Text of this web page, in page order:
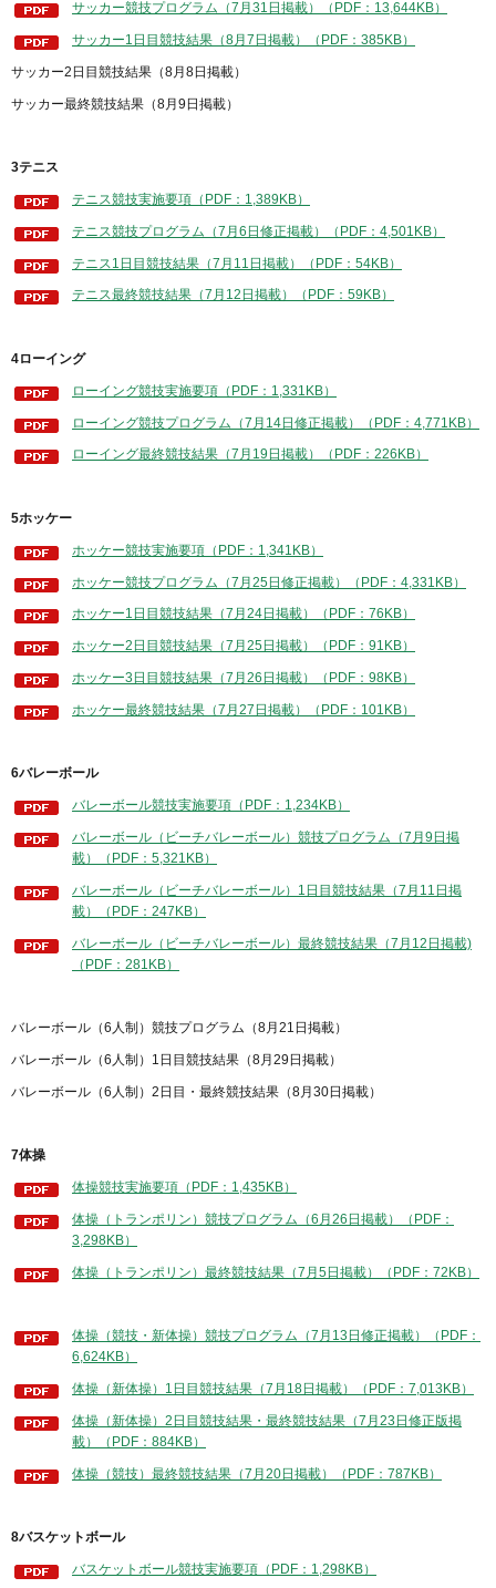
サッカー競技プログラム（7月31日掲載）（PDF：13,644KB）
サッカー1日目競技結果（8月7日掲載）（PDF：385KB）
サッカー2日目競技結果（8月8日掲載）
サッカー最終競技結果（8月9日掲載）
3テニス
テニス競技実施要項（PDF：1,389KB）
テニス競技プログラム（7月6日修正掲載）（PDF：4,501KB）
テニス1日目競技結果（7月11日掲載）（PDF：54KB）
テニス最終競技結果（7月12日掲載）（PDF：59KB）
4ローイング
ローイング競技実施要項（PDF：1,331KB）
ローイング競技プログラム（7月14日修正掲載）（PDF：4,771KB）
ローイング最終競技結果（7月19日掲載）（PDF：226KB）
5ホッケー
ホッケー競技実施要項（PDF：1,341KB）
ホッケー競技プログラム（7月25日修正掲載）（PDF：4,331KB）
ホッケー1日目競技結果（7月24日掲載）（PDF：76KB）
ホッケー2日目競技結果（7月25日掲載）（PDF：91KB）
ホッケー3日目競技結果（7月26日掲載）（PDF：98KB）
ホッケー最終競技結果（7月27日掲載）（PDF：101KB）
6バレーボール
バレーボール競技実施要項（PDF：1,234KB）
バレーボール（ビーチバレーボール）競技プログラム（7月9日掲
載）（PDF：5,321KB）
バレーボール（ビーチバレーボール）1日目競技結果（7月11日掲
載）（PDF：247KB）
バレーボール（ビーチバレーボール）最終競技結果（7月12日掲載)
（PDF：281KB）
バレーボール（6人制）競技プログラム（8月21日掲載）
バレーボール（6人制）1日目競技結果（8月29日掲載）
バレーボール（6人制）2日目・最終競技結果（8月30日掲載）
7体操
体操競技実施要項（PDF：1,435KB）
体操（トランポリン）競技プログラム（6月26日掲載）（PDF：
3,298KB）
体操（トランポリン）最終競技結果（7月5日掲載）（PDF：72KB）
体操（競技・新体操）競技プログラム（7月13日修正掲載）（PDF：
6,624KB）
体操（新体操）1日目競技結果（7月18日掲載）（PDF：7,013KB）
体操（新体操）2日目競技結果・最終競技結果（7月23日修正版掲
載）（PDF：884KB）
体操（競技）最終競技結果（7月20日掲載）（PDF：787KB）
8バスケットボール
バスケットボール競技実施要項（PDF：1,298KB）